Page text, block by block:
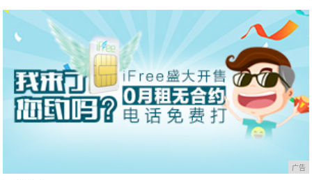
广告